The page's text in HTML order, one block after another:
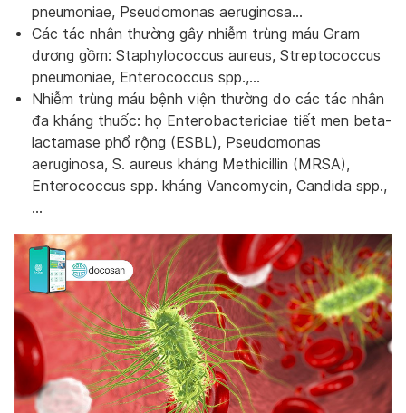
pneumoniae, Pseudomonas aeruginosa…
Các tác nhân thường gây nhiễm trùng máu Gram
dương gồm: Staphylococcus aureus, Streptococcus
pneumoniae, Enterococcus spp.,…
Nhiễm trùng máu bệnh viện thường do các tác nhân
đa kháng thuốc: họ Enterobactericiae tiết men beta-
lactamase phổ rộng (ESBL), Pseudomonas
aeruginosa, S. aureus kháng Methicillin (MRSA),
Enterococcus spp. kháng Vancomycin, Candida spp.,
…